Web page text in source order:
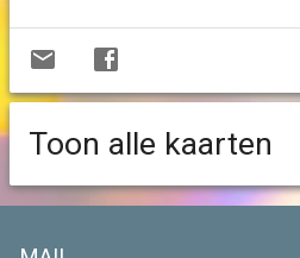
Toon alle kaarten